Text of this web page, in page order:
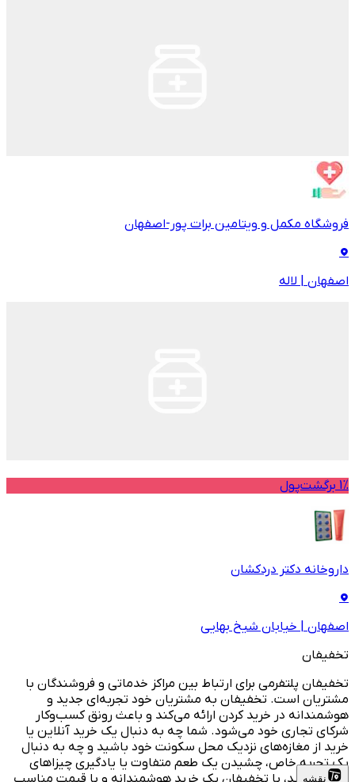
فروشگاه مکمل و ویتامین برات پور-اصفهان
اصفهان | لاله
1% برگشت‌پول
داروخانه دکتر دردکشان
اصفهان | خیابان شیخ بهایی
تخفیفان
تخفیفان پلتفرمی برای ارتباط بین مراکز خدماتی و فروشندگان با
مشتریان است. تخفیفان به مشتریان خود تجربه‌ای جدید و
هوشمندانه در خرید کردن ارائه می‌کند و باعث رونق کسب‌وکار
شرکای تجاری خود می‌شود. شما چه به دنبال یک خرید آنلاین یا
خرید از مغازه‌های نزدیک محل سکونت خود باشید و چه به دنبال
یک تجربه خاص، چشیدن یک طعم متفاوت یا یادگیری چیزاهای
جدید باشید، با تخفیفان یک خرید هوشمندانه و با قیمت مناسب
نقشه